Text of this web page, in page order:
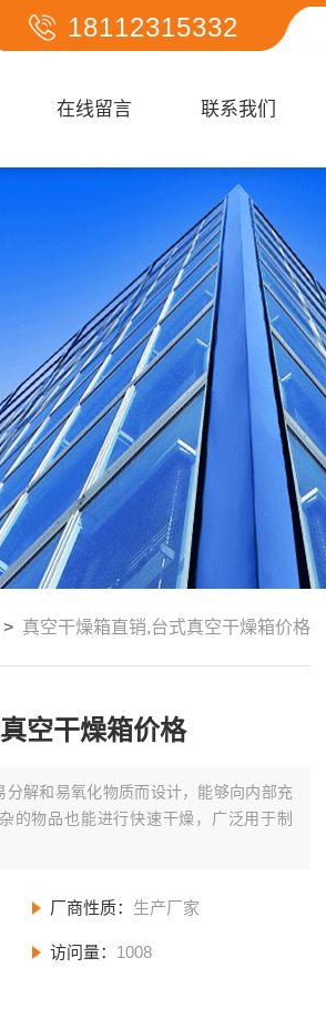
18112315332
在线留言 联系我们
> 真空干燥箱直销,台式真空干燥箱价格
空干燥箱价格
解和易氧化物质而设计，能够向内部充
的物品也能进行快速干燥，广泛用于制
厂商性质： 生产厂家
访问量： 1008